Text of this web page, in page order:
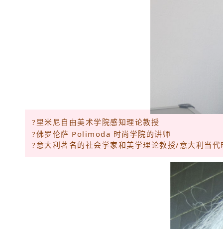
?里米尼自由美术学院感知理论教授
?佛罗伦萨 Polimoda 时尚学院的讲师
?意大利著名的社会学家和美学理论教授/意大利当